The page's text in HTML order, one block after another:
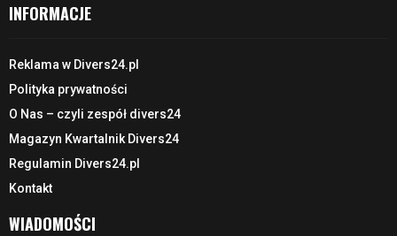
INFORMACJE
Reklama w Divers24.pl
Polityka prywatności
O Nas – czyli zespół divers24
Magazyn Kwartalnik Divers24
Regulamin Divers24.pl
Kontakt
WIADOMOŚCI